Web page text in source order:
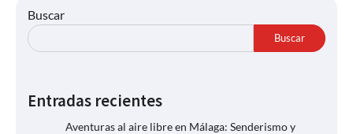
Buscar
Buscar
Entradas recientes
Aventuras al aire libre en Málaga: Senderismo y